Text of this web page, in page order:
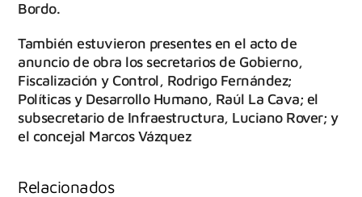
Bordo.
También estuvieron presentes en el acto de
anuncio de obra los secretarios de Gobierno,
Fiscalización y Control, Rodrigo Fernández;
Políticas y Desarrollo Humano, Raúl La Cava; el
subsecretario de Infraestructura, Luciano Rover; y
el concejal Marcos Vázquez
Relacionados